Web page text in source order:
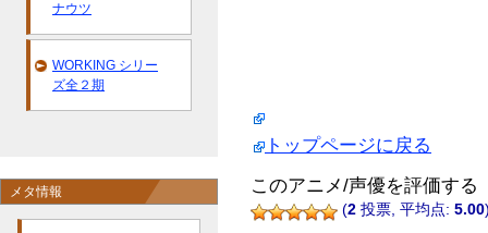
トップページに戻る
このアニメ/声優を評価する
(2 投票, 平均点: 5.00
ナウツ
WORKING シリー
ズ全２期
メタ情報